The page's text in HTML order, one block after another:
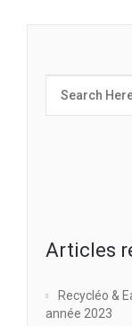
Articles
Recycléo &
année 2023